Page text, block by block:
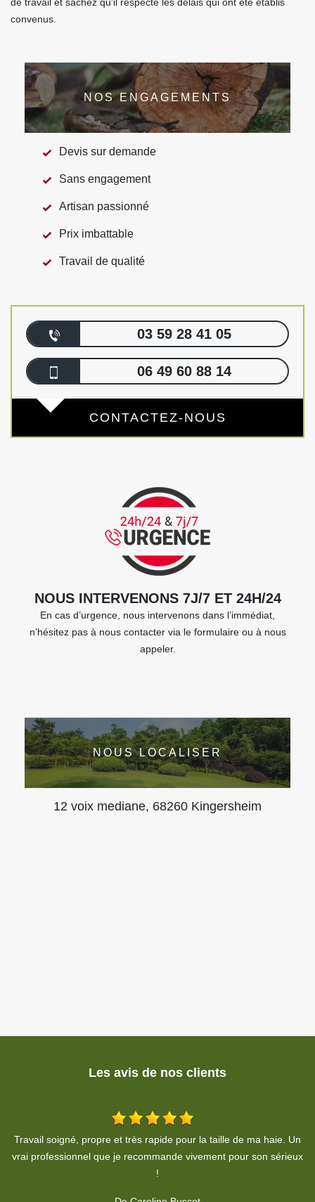
de travail et sachez qu'il respecte les délais qui ont été établis
convenus.
NOS ENGAGEMENTS
Devis sur demande
Sans engagement
Artisan passionné
Prix imbattable
Travail de qualité
03 59 28 41 05
06 49 60 88 14
CONTACTEZ-NOUS
NOUS INTERVENONS 7J/7 ET 24H/24
En cas d’urgence, nous intervenons dans l’immédiat,
n’hésitez pas à nous contacter via le formulaire ou à nous
appeler.
NOUS LOCALISER
12 voix mediane, 68260 Kingersheim
Les avis de nos clients
Très bon travail. Professionnel, respect du devis et des délais. Je
recommande.